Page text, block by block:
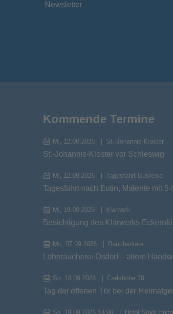
Newsletter
Kommende Termine
Mi, 12.08.2026 St.-Johannis-Kloster
St.-Johannis-Kloster vor Schleswig
Mi, 12.08.2026 Tagesfahrt Busreise
Tagesfahrt nach Eutin, Malente mit
Mi, 19.08.2026 Klärwerk
Besichtigung des Klärwerks
Mo, 07.09.2026 Räucherkate
Lohnräucherei Osdorf – altem
So, 13.09.2026 Carlshöhe 78
Tag der offenen Tür bei der
Sa, 19.09.2026 14:00 Hotel Stadt